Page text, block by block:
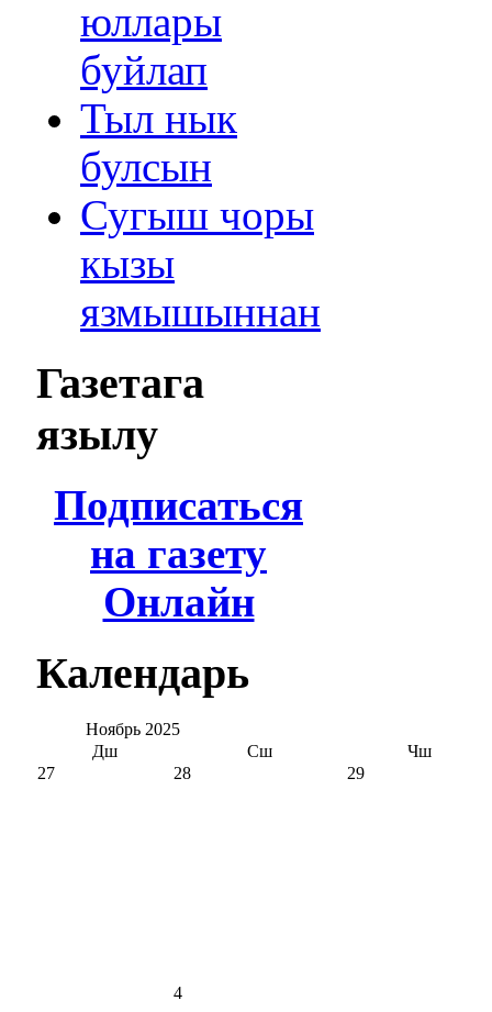
юллары
буйлап
Тыл нык
булсын
Сугыш чоры
кызы
язмышыннан
Газетага
язылу
Подписаться
на газету
Онлайн
Календарь
Ноябрь 2025
Дш
Сш
Чш
27
28 29
4